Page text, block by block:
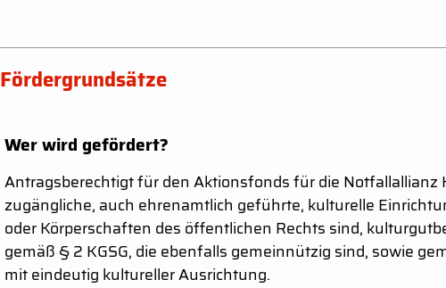
Fördergrundsätze
Wer wird gefördert?
Antragsberechtigt für den Aktionsfonds für die Notfallallianz
zugängliche, auch ehrenamtlich geführte, kulturelle
oder Körperschaften des öffentlichen Rechts sind,
gemäß § 2 KGSG, die ebenfalls gemeinnützig sind, sowie
mit eindeutig kultureller Ausrichtung.